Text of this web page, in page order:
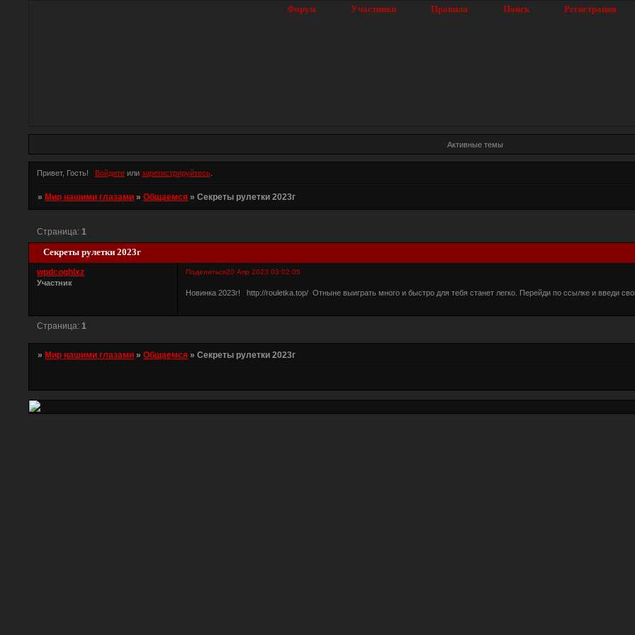
Форум Участники Правила Поиск Регистрация
Активные темы
Привет, Гость! Войдитеили зарегистрируйтесь.
» Мир нашими глазами »Общаемся »Секреты рулетки 2023г
Секреты рулетки 2023г
Страница:1
Поделиться20 Апр 2023 03:02:05
wpdcoghlxz
Участник
Новинка 2023г! http://rouletka.top/ Отныне выиграть много и быстро для тебя станет легко. Перейди по ссылке и введи
Страница: 1
» Мир нашими глазами »Общаемся »Секреты рулетки 2023г